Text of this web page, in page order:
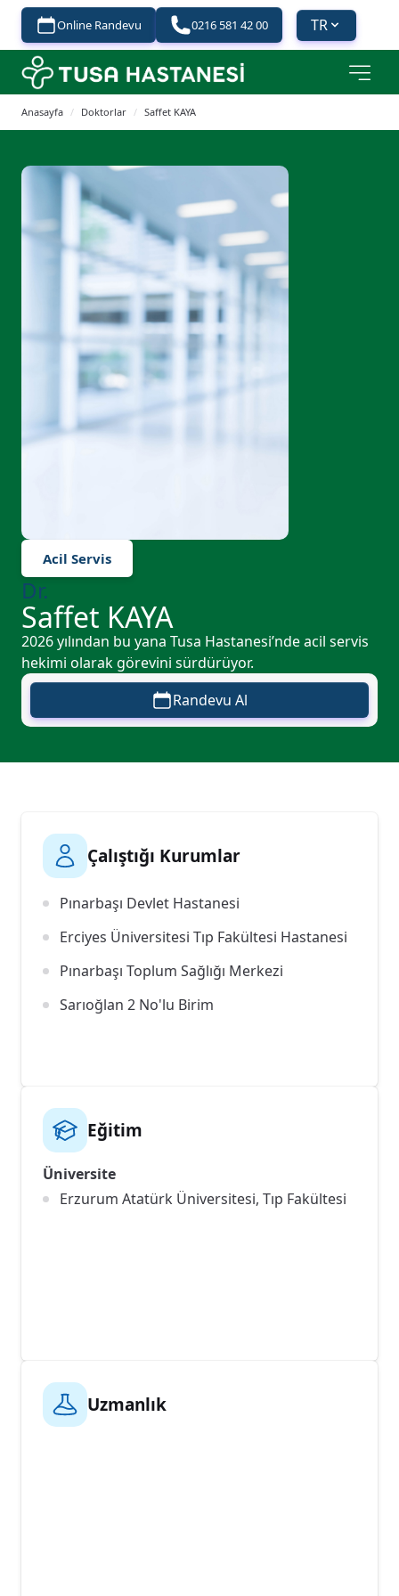
Online Randevu 0216 581 42 00 TR
Anasayfa / Doktorlar / Saffet KAYA
Acil Servis
Dr.
Saffet KAYA
2026 yılından bu yana Tusa Hastanesi’nde acil servis
hekimi olarak görevini sürdürüyor.
Randevu Al
Çalıştığı Kurumlar
Pınarbaşı Devlet Hastanesi
Erciyes Üniversitesi Tıp Fakültesi Hastanesi
Pınarbaşı Toplum Sağlığı Merkezi
Sarıoğlan 2 No'lu Birim
Eğitim
Üniversite
Erzurum Atatürk Üniversitesi, Tıp Fakültesi
Uzmanlık